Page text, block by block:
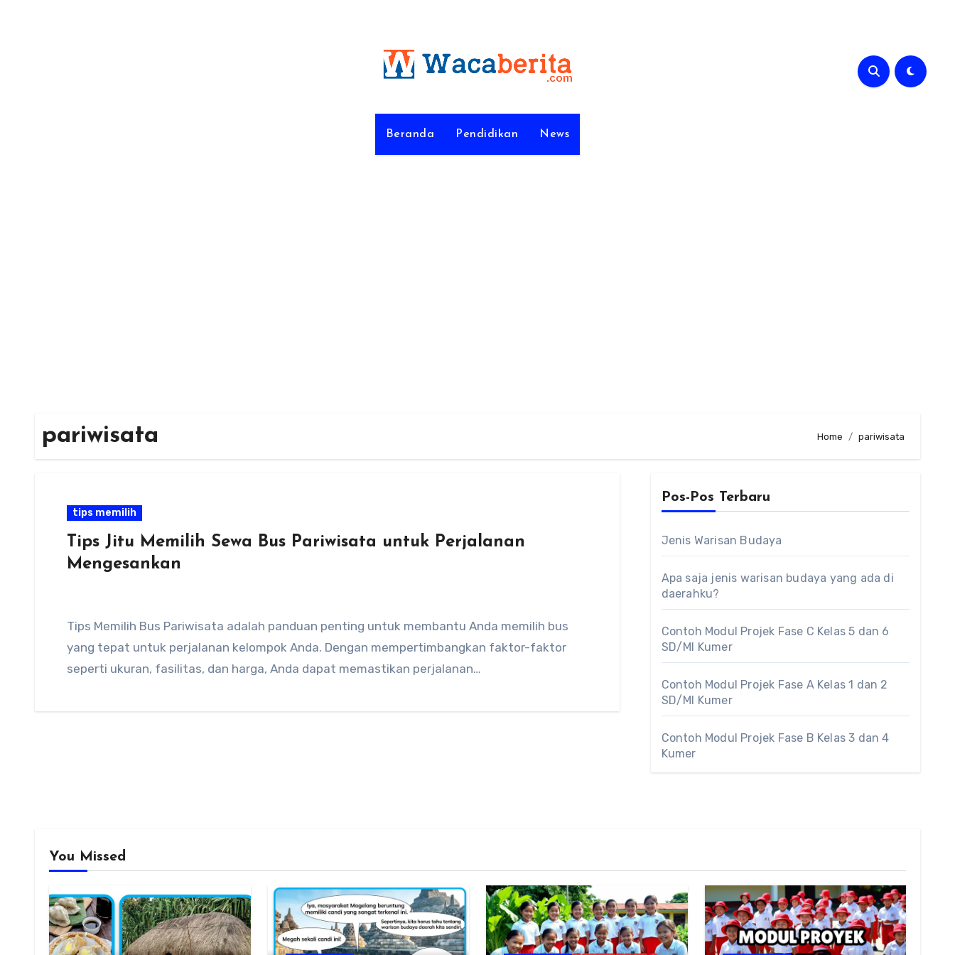
Beranda Pendidikan News
pariwisata Home pariwisata
tips memilih
Tips Jitu Memilih Sewa Bus Pariwisata untuk Perjalanan
Mengesankan
Tips Memilih Bus Pariwisata adalah panduan penting untuk membantu Anda memilih bus
yang tepat untuk perjalanan kelompok Anda. Dengan mempertimbangkan faktor-faktor
seperti ukuran, fasilitas, dan harga, Anda dapat memastikan perjalanan…
Pos-Pos Terbaru
Jenis Warisan Budaya
Apa saja jenis warisan budaya yang ada di
daerahku?
Contoh Modul Projek Fase C Kelas 5 dan 6
SD/MI Kumer
Contoh Modul Projek Fase A Kelas 1 dan 2
SD/MI Kumer
Contoh Modul Projek Fase B Kelas 3 dan 4
Kumer
You Missed